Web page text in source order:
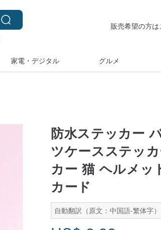
販売希望の方は
家電・デジタル グルメ
防水ステッカー
ツケースステッ
カー 猫 ヘルメッ
カード
自動翻訳（原文：中国語-繁体字）